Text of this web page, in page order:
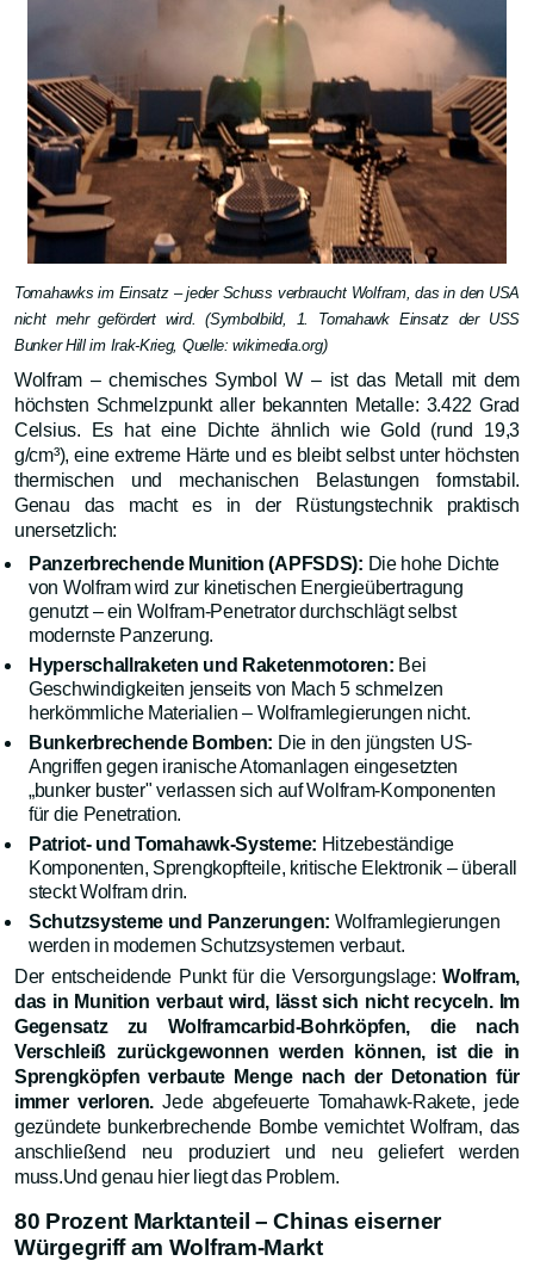
Tomahawks im Einsatz – jeder Schuss verbraucht Wolfram, das in den USA
nicht mehr gefördert wird. (Symbolbild, 1. Tomahawk Einsatz der USS
Bunker Hill im Irak-Krieg, Quelle: wikimedia.org)
Wolfram – chemisches Symbol W – ist das Metall mit dem
höchsten Schmelzpunkt aller bekannten Metalle: 3.422 Grad
Celsius. Es hat eine Dichte ähnlich wie Gold (rund 19,3
g/cm³), eine extreme Härte und es bleibt selbst unter höchsten
thermischen und mechanischen Belastungen formstabil.
Genau das macht es in der Rüstungstechnik praktisch
unersetzlich:
Panzerbrechende Munition (APFSDS): Die hohe Dichte
von Wolfram wird zur kinetischen Energieübertragung
genutzt – ein Wolfram-Penetrator durchschlägt selbst
modernste Panzerung.
Hyperschallraketen und Raketenmotoren: Bei
Geschwindigkeiten jenseits von Mach 5 schmelzen
herkömmliche Materialien – Wolframlegierungen nicht.
Bunkerbrechende Bomben: Die in den jüngsten US-
Angriffen gegen iranische Atomanlagen eingesetzten
„bunker buster" verlassen sich auf Wolfram-Komponenten
für die Penetration.
Patriot- und Tomahawk-Systeme: Hitzebeständige
Komponenten, Sprengkopfteile, kritische Elektronik – überall
steckt Wolfram drin.
Schutzsysteme und Panzerungen: Wolframlegierungen
werden in modernen Schutzsystemen verbaut.
Der entscheidende Punkt für die Versorgungslage:Wolfram,
das in Munition verbaut wird, lässt sich nicht recyceln. Im
Gegensatz zu Wolframcarbid-Bohrköpfen, die nach
Verschleiß zurückgewonnen werden können, ist die in
Sprengköpfen verbaute Menge nach der Detonation für
immer verloren. Jede abgefeuerte Tomahawk-Rakete, jede
gezündete bunkerbrechende Bombe vernichtet Wolfram, das
anschließend neu produziert und neu geliefert werden
muss.Und genau hier liegt das Problem.
80 Prozent Marktanteil – Chinas eiserner
Würgegriff am Wolfram-Markt